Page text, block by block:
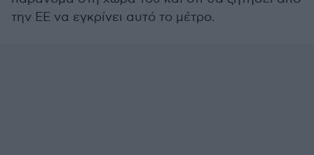
την ΕΕ να εγκρίνει αυτό το μέτρο.